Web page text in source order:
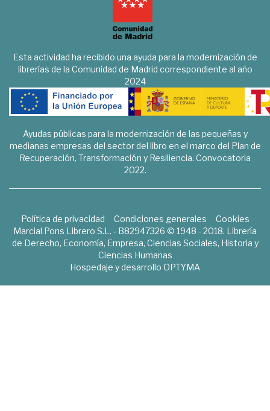
Esta actividad ha recibido una ayuda para la modernización de
librerías de la Comunidad de Madrid correspondiente al año
2024
Ayudas públicas para la modernización de las pequeñas y
medianas empresas del sector del libro en el marco del Plan de
Recuperación, Transformación y Resiliencia. Convocatoria
2022.
Política de privacidad Condiciones generales
Cookies
Marcial Pons Librero S.L. - B82947326 © 1948 - 2018. Librería
de Derecho, Economía, Empresa, Ciencias Sociales, Historia y
Ciencias Humanas
Hospedaje y desarrollo OPTYMA